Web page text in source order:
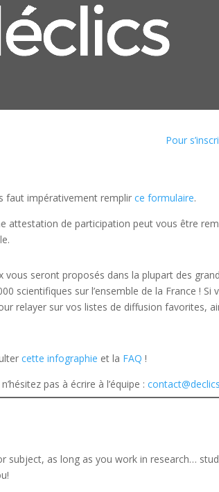
Pour
faut impérativement remplirce formulaire.
attestation de participation peut vous être
vous seront proposés dans la plupart des
scientifiques sur l’ensemble de la France !
relayer sur vos listes de diffusion favorites,
cette infographie et la FAQ !
pas à écrire à l’équipe :
subject, as long as you work in research…